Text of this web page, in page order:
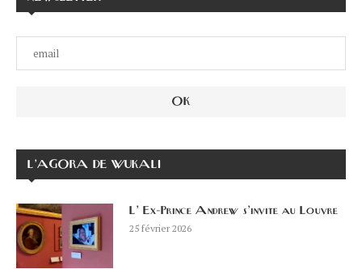
L’AGORA DE WUKALI
L’ Ex-Prince Andrew s’invite au Louvre
25 février 2026